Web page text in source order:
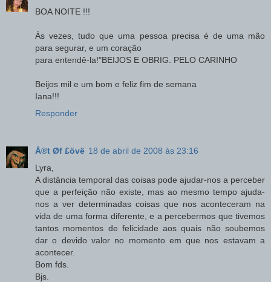
BOA NOITE !!!
Às vezes, tudo que uma pessoa precisa é de uma mão
para segurar, e um coração
para entendê-la!"BEIJOS E OBRIG. PELO CARINHO
Beijos mil e um bom e feliz fim de semana
Iana!!!
Responder
Å®t Øf £övë 18 de abril de 2008 às 23:16
Lyra,
A distância temporal das coisas pode ajudar-nos a perceber
que a perfeição não existe, mas ao mesmo tempo ajuda-
nos a ver determinadas coisas que nos aconteceram na
vida de uma forma diferente, e a percebermos que tivemos
tantos momentos de felicidade aos quais não soubemos
dar o devido valor no momento em que nos estavam a
acontecer.
Bom fds.
Bjs.